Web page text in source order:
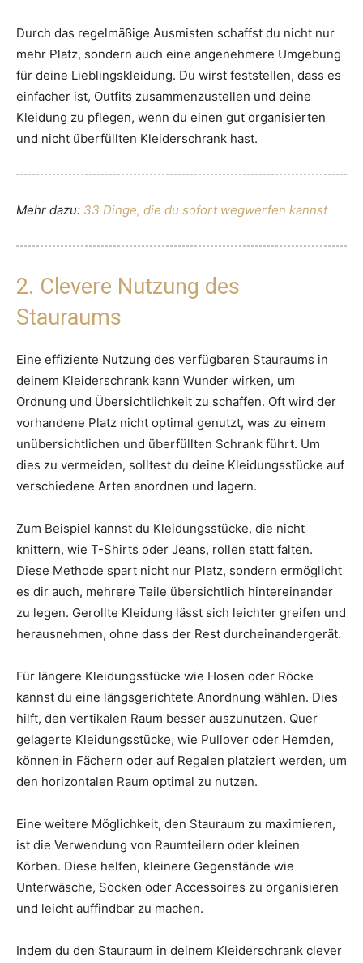
Durch das regelmäßige Ausmisten schaffst du nicht nur
mehr Platz, sondern auch eine angenehmere Umgebung
für deine Lieblingskleidung. Du wirst feststellen, dass es
einfacher ist, Outfits zusammenzustellen und deine
Kleidung zu pflegen, wenn du einen gut organisierten
und nicht überfüllten Kleiderschrank hast.
Mehr dazu: 33 Dinge, die du sofort wegwerfen kannst
2. Clevere Nutzung des
Stauraums
Eine effiziente Nutzung des verfügbaren Stauraums in
deinem Kleiderschrank kann Wunder wirken, um
Ordnung und Übersichtlichkeit zu schaffen. Oft wird der
vorhandene Platz nicht optimal genutzt, was zu einem
unübersichtlichen und überfüllten Schrank führt. Um
dies zu vermeiden, solltest du deine Kleidungsstücke auf
verschiedene Arten anordnen und lagern.
Zum Beispiel kannst du Kleidungsstücke, die nicht
knittern, wie T-Shirts oder Jeans, rollen statt falten.
Diese Methode spart nicht nur Platz, sondern ermöglicht
es dir auch, mehrere Teile übersichtlich hintereinander
zu legen. Gerollte Kleidung lässt sich leichter greifen und
herausnehmen, ohne dass der Rest durcheinandergerät.
Für längere Kleidungsstücke wie Hosen oder Röcke
kannst du eine längsgerichtete Anordnung wählen. Dies
hilft, den vertikalen Raum besser auszunutzen. Quer
gelagerte Kleidungsstücke, wie Pullover oder Hemden,
können in Fächern oder auf Regalen platziert werden, um
den horizontalen Raum optimal zu nutzen.
Eine weitere Möglichkeit, den Stauraum zu maximieren,
ist die Verwendung von Raumteilern oder kleinen
Körben. Diese helfen, kleinere Gegenstände wie
Unterwäsche, Socken oder Accessoires zu organisieren
und leicht auffindbar zu machen.
Indem du den Stauraum in deinem Kleiderschrank clever